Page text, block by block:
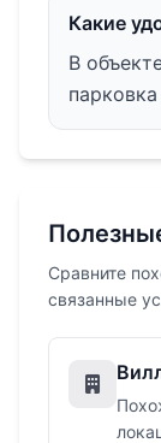
Какие
В
Сравните
связанные